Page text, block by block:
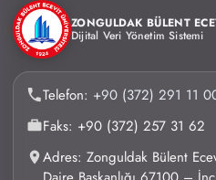
ZONGULDAK BÜLENT
Dijital Veri Yönetim Sistemi
Telefon: +90 (372) 291 11
Faks: +90 (372) 257 31 62
Adres: Zonguldak Bülent